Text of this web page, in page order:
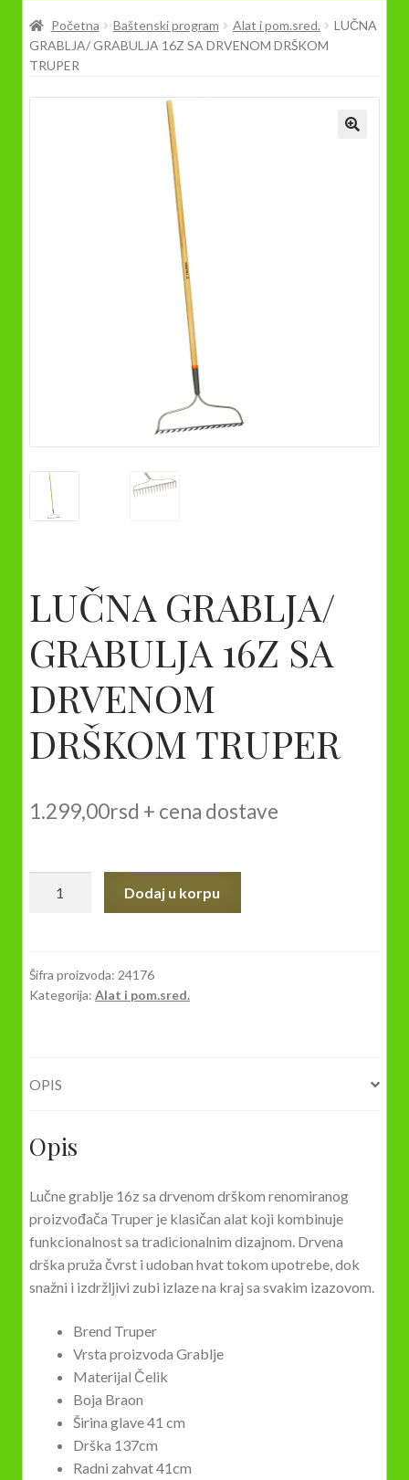
Prodavnica
Početna Baštenski program Alat i pom.sred.
LUČNA
GRABLJA/ GRABULJA 16Z SA DRVENOM DRŠKOM
TRUPER
LUČNA GRABLJA/
GRABULJA 16Z SA
DRVENOM
DRŠKOM TRUPER
1.299,00rsd + cena dostave
SA
DRVENOM
Dodaj u korpu
Šifra proizvoda: 24176
Kategorija: Alat i pom.sred.
OPIS
Opis
Lučne grablje 16z sa drvenom drškom renomiranog
proizvođača Truper je klasičan alat koji kombinuje
funkcionalnost sa tradicionalnim dizajnom. Drvena
drška pruža čvrst i udoban hvat tokom upotrebe, dok
snažni i izdržljivi zubi izlaze na kraj sa svakim izazovom.
Brend Truper
Vrsta proizvoda Grablje
Materijal Čelik
Boja Braon
Širina glave41 cm
Drška 137cm
Radni zahvat 41cm